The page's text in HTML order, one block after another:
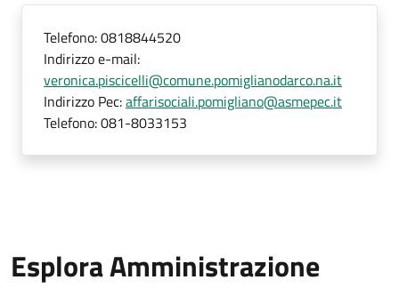
Telefono:0818844520
Indirizzo e-mail:
veronica.piscicelli@comune.pomiglianodarco.na.it
Indirizzo Pec:affarisociali.pomigliano@asmepec.it
Telefono:081-8033153
Esplora Amministrazione